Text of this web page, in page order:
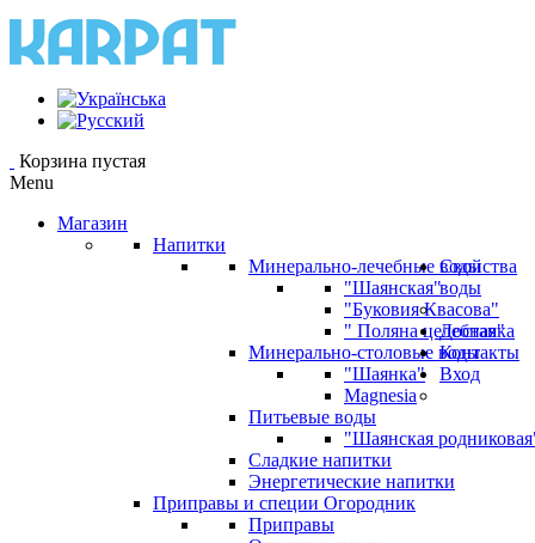
Корзина пустая
Menu
Магазин
Напитки
Минерально-лечебные воды
"Шаянская"
"Буковия Квасова"
" Поляна целебная"
Минерально-столовые воды
"Шаянка"
Magnesia
Питьевые воды
"Шаянская
Сладкие напитки
Энергетические напитки
Приправы и специи Огородник
Приправы
Свойства
воды
Доставка
Контакты
Вход